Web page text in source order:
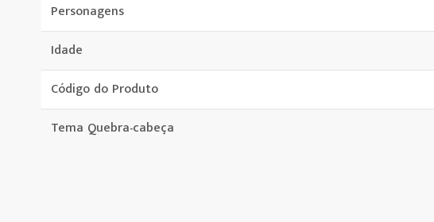
Personagens
Idade
Código do Produto
Tema Quebra-cabeça